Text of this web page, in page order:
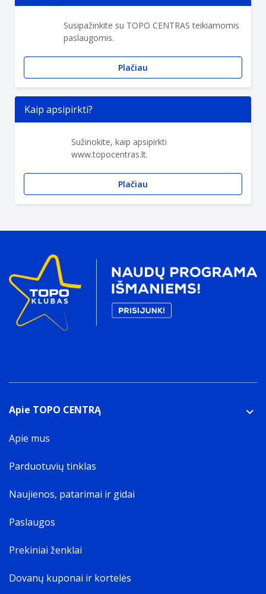
Susipažinkite su TOPO CENTRAS teikiamomis
paslaugomis.
Plačiau
Kaip apsipirkti?
Sužinokite, kaip apsipirkti
www.topocentras.lt.
Plačiau
Apie TOPO CENTRĄ
Apie mus
Parduotuvių tinklas
Naujienos, patarimai ir gidai
Paslaugos
Prekiniai ženklai
Dovanų kuponai ir kortelės